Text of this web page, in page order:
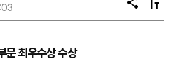
공
유
텍
스
문 최우수상 수상